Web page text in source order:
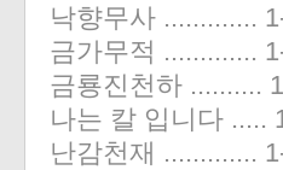
낙향무사 .............
금가무적 .............
금룡진천하 ..........
나는 칼 입니다 .....
난감천재 .............